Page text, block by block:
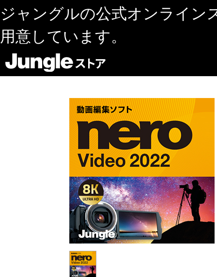
ジャングルの公式オンライン
用意しています。